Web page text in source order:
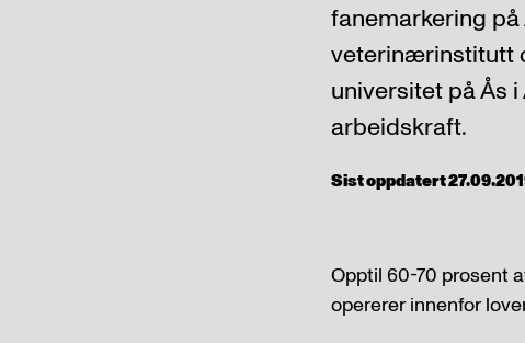
fanemarkering
veterinærinstitutt
universitet på Ås
arbeidskraft.
Sist oppdatert
Opptil 60-70 prosent
opererer innenfor